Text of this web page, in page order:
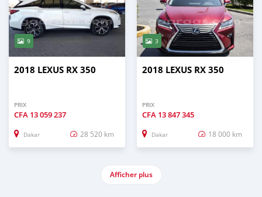
9
2018 LEXUS RX 350
PRIX
CFA 13 059 237
Dakar 28 520 km
3
2018 LEXUS RX 350
PRIX
CFA 13 847 345
Dakar 18 000 km
Afficher plus